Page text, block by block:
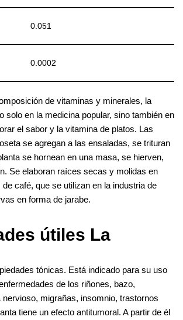
0.051
0.0002
de vitaminas y minerales, la
solo en la medicina popular, sino también en
el sabor y la vitamina de platos. Las
se agregan a las ensaladas, se trituran
se hornean en una masa, se hierven,
Se elaboran raíces secas y molidas en
café, que se utilizan en la industria de
en forma de jarabe.
útiles La
tónicas. Está indicado para su uso
de los riñones, bazo,
migrañas, insomnio, trastornos
tiene un efecto antitumoral. A partir de él